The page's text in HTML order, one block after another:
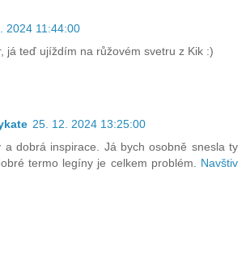
2024 11:44:00
já teď ujíždím na růžovém svetru z Kik :)
25. 12. 2024 13:25:00
a dobrá inspirace. Já bych osobně snesla ty
termo legíny je celkem problém. Navštiv